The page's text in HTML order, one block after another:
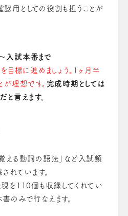
用としての役割も担うことが
入試本番まで
標に進めましょう。1ヶ月半
理想です。 完成時期としては
言えます。
える動詞の語法」など入試頻
れています。
を110個も収録してくれてい
のみで行なえます。